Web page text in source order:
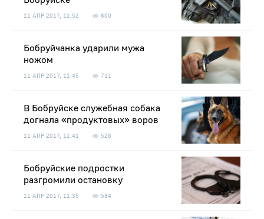
11 АПР 2017, 11:52 800
Бобруйчанка ударили мужа
ножом
11 АПР 2017, 11:45 711
В Бобруйске служебная собака
догнала «продуктовых» воров
11 АПР 2017, 11:41 528
Бобруйские подростки
разгромили остановку
11 АПР 2017, 11:35 584